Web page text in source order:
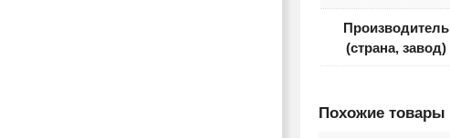
Производитель
(страна, завод)
Похожие товары